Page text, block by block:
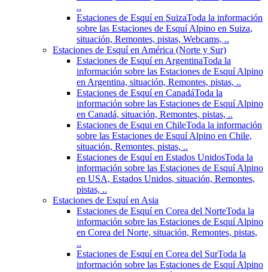
..
Estaciones de Esquí en SuizaToda la información
sobre las Estaciones de Esquí Alpino en Suiza,
situación, Remontes, pistas, Webcams, ..
Estaciones de Esquí en América (Norte y Sur)
Estaciones de Esquí en ArgentinaToda la
información sobre las Estaciones de Esquí Alpino
en Argentina, situación, Remontes, pistas, ..
Estaciones de Esquí en CanadáToda la
información sobre las Estaciones de Esquí Alpino
en Canadá, situación, Remontes, pistas, ..
Estaciones de Esqui en ChileToda la información
sobre las Estaciones de Esquí Alpino en Chile,
situación, Remontes, pistas, ..
Estaciones de Esquí en Estados UnidosToda la
información sobre las Estaciones de Esquí Alpino
en USA, Estados Unidos, situación, Remontes,
pistas, ..
Estaciones de Esquí en Asia
Estaciones de Esquí en Corea del NorteToda la
información sobre las Estaciones de Esquí Alpino
en Corea del Norte, situación, Remontes, pistas,
..
Estaciones de Esquí en Corea del SurToda la
información sobre las Estaciones de Esquí Alpino